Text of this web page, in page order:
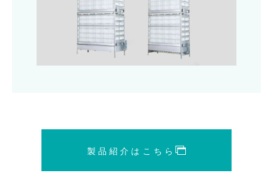
製品紹介はこちら